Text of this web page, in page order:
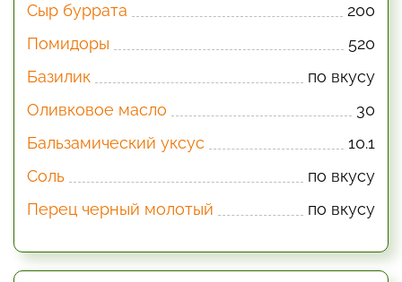
Сыр буррата
200
Помидоры
520
Базилик
по вкусу
Оливковое масло
30
Бальзамический уксус
10.1
Соль
по вкусу
Перец черный молотый
по вкусу